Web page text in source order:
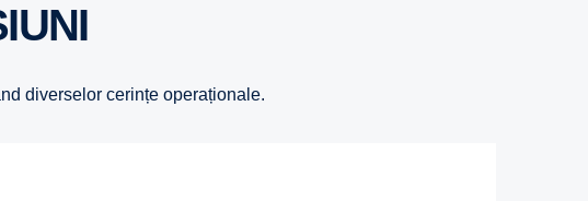
diverselor cerințe operaționale.